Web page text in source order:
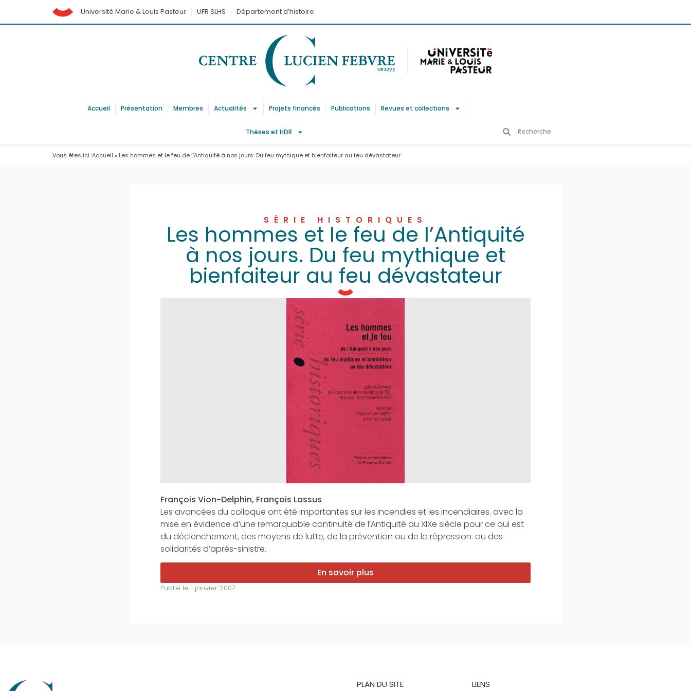
Université Marie & Louis Pasteur UFR SLHS Département d’histoire
Accueil Présentation Membres Actualités Projets financés Publications Revues et collections
Thèses et HDR
Vous êtes ici :Accueil » Les hommes et le feu de l’Antiquité à nos jours. Du feu mythique et bienfaiteur au feu dévastateur
SÉRIE HISTORIQUES
Les hommes et le feu de l’Antiquité
à nos jours. Du feu mythique et
bienfaiteur au feu dévastateur
François Vion-Delphin, François Lassus
Les avancées du colloque ont été importantes sur les incendies et les incendiaires. avec la
mise en évidence d’une remarquable continuité de l’Antiquité au XIXe siècle pour ce qui est
du déclenchement, des moyens de lutte, de la prévention ou de la répression. ou des
solidarités d’après-sinistre.
En savoir plus
Publié le 1 janvier 2007
PLAN DU SITE LIENS